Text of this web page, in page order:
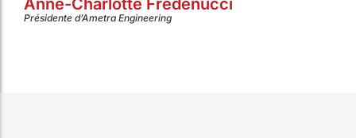
Anne-Charlotte Fredenucci
Présidente d’Ametra Engineering